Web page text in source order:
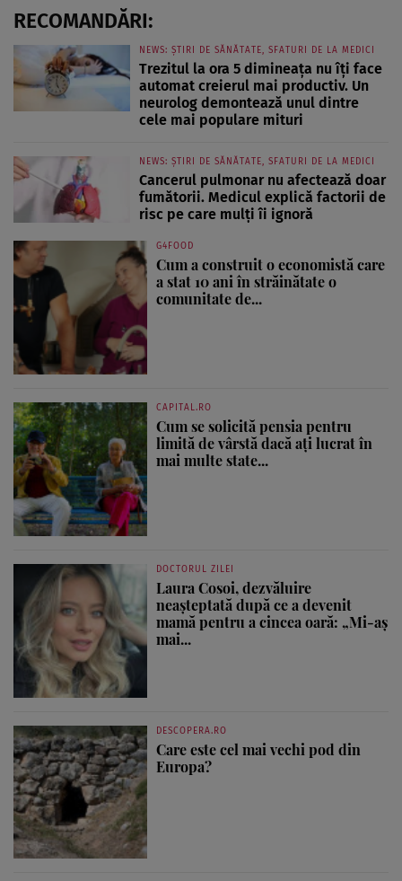
RECOMANDĂRI:
NEWS: ȘTIRI DE SĂNĂTATE, SFATURI DE LA MEDICI
Trezitul la ora 5 dimineața nu îți face
automat creierul mai productiv. Un
neurolog demontează unul dintre
cele mai populare mituri
NEWS: ȘTIRI DE SĂNĂTATE, SFATURI DE LA MEDICI
Cancerul pulmonar nu afectează doar
fumătorii. Medicul explică factorii de
risc pe care mulți îi ignoră
G4FOOD
Cum a construit o economistă care
a stat 10 ani în străinătate o
comunitate de...
CAPITAL.RO
Cum se solicită pensia pentru
limită de vârstă dacă ați lucrat în
mai multe state...
DOCTORUL ZILEI
Laura Cosoi, dezvăluire
neașteptată după ce a devenit
mamă pentru a cincea oară: „Mi-aș
mai...
DESCOPERA.RO
Care este cel mai vechi pod din
Europa?